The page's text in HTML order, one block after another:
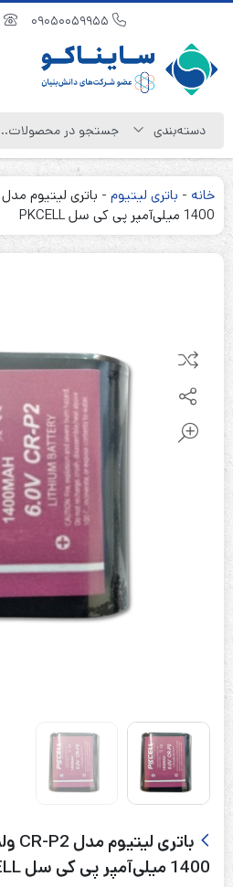
خانه - باتری لیتیوم -
1400 میلی‌آمپر پی کی سل PKCELL
1400 میلی‌آمپر پی کی سل PKCELL